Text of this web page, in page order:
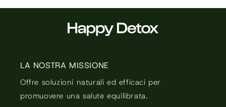
LA NOSTRA MISSIONE
Offre soluzioni naturali ed efficaci per
promuovere una salute equilibrata.